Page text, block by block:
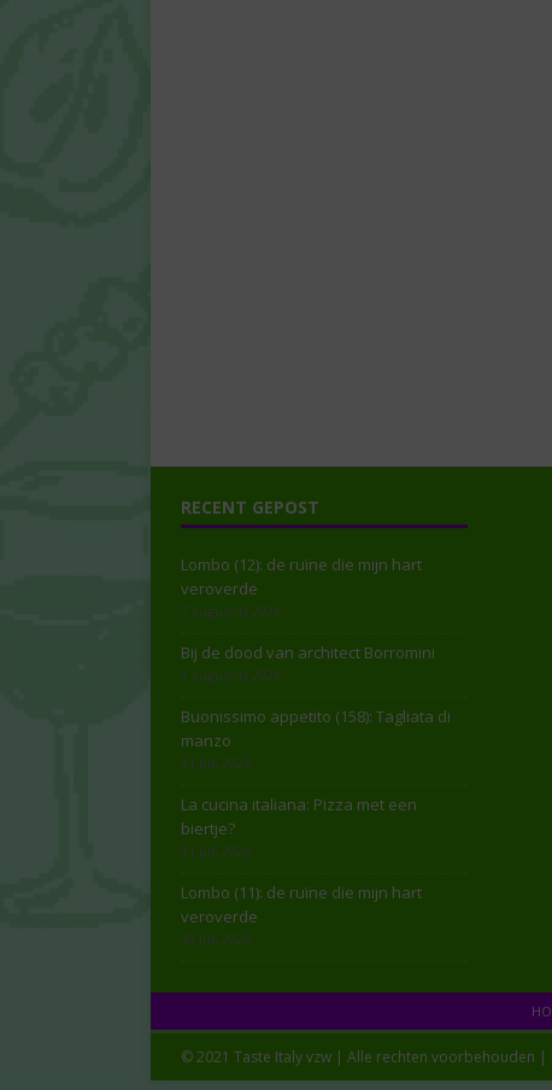
RECENT GEPOST
Lombo (12): de ruïne die mijn hart
veroverde
7 augustus 2026
Bij de dood van architect Borromini
1 augustus 2026
Buonissimo appetito (158): Tagliata di
manzo
31 juli 2026
La cucina italiana: Pizza met een
biertje?
31 juli 2026
Lombo (11): de ruïne die mijn hart
veroverde
30 juli 2026
© 2021 Taste Italy vzw | Alle rechten voorbehouden |